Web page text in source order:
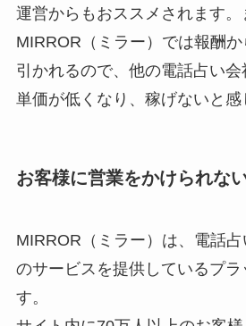
運営からもおススメされます。
MIRROR（ミラー）では報酬
引かれるので、他の電話占い会
単価が低くなり、稼げないと感
お客様に営業をかけられな
MIRROR（ミラー）は、電話
のサービスを提供しているプ
す。